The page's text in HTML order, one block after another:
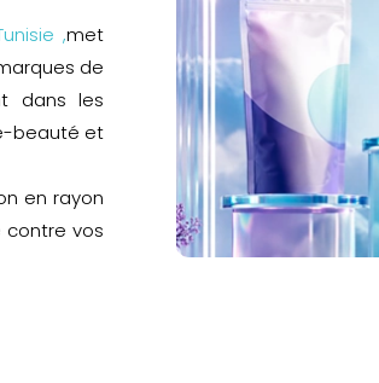
,met
de
dans les
beauté et
en rayon
contre vos